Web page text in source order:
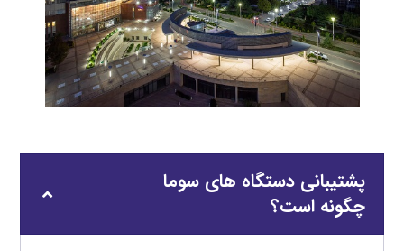
پشتیبانی دستگاه های سوما
چگونه است؟